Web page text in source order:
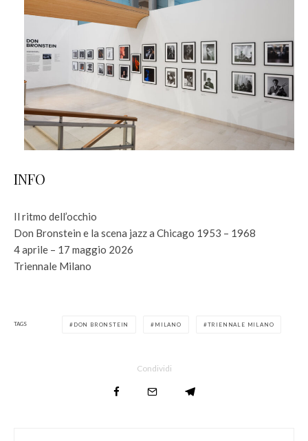
INFO
Il ritmo dell’occhio
Don Bronstein e la scena jazz a Chicago 1953 – 1968
4 aprile – 17 maggio 2026
Triennale Milano
TAGS DON BRONSTEIN MILANO TRIENNALE MILANO
Condividi